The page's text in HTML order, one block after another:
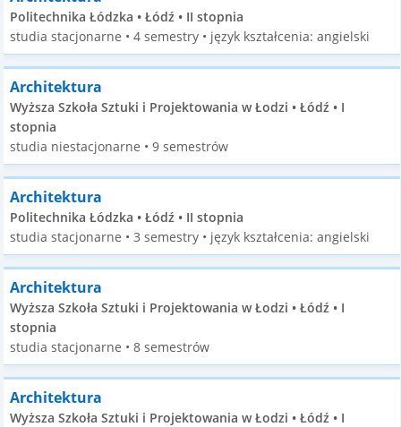
Politechnika Łódzka • Łódź • II stopnia
studia stacjonarne • 4 semestry • język kształcenia: angielski
Architektura
Wyższa Szkoła Sztuki i Projektowania w Łodzi • Łódź • I
stopnia
studia niestacjonarne • 9 semestrów
Architektura
Politechnika Łódzka • Łódź • II stopnia
studia stacjonarne • 3 semestry • język kształcenia: angielski
Architektura
Wyższa Szkoła Sztuki i Projektowania w Łodzi • Łódź • I
stopnia
studia stacjonarne • 8 semestrów
Architektura
Wyższa Szkoła Sztuki i Projektowania w Łodzi • Łódź • I